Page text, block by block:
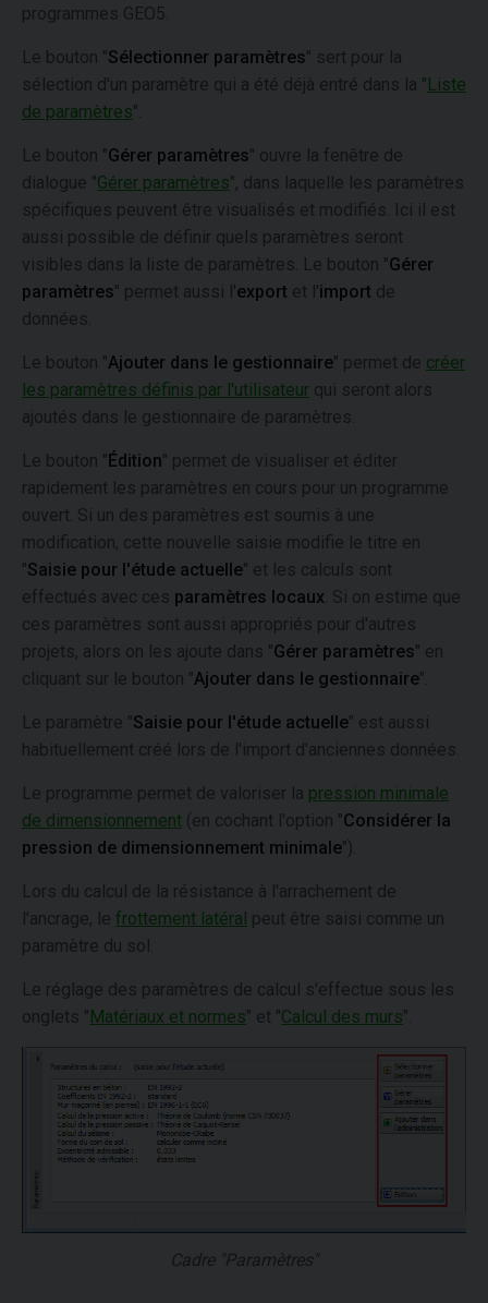
programmes GEO5.
Le bouton "Sélectionner paramètres" sert pour la
sélection d'un paramètre qui a été déjà entré dans la "Liste
de paramètres".
Le bouton "Gérer paramètres" ouvre la fenêtre de
dialogue "Gérer paramètres", dans laquelle les paramètres
spécifiques peuvent être visualisés et modifiés. Ici il est
aussi possible de définir quels paramètres seront
visibles dans la liste de paramètres. Le bouton "Gérer
paramètres" permet aussi l'export et l'import de
données.
Le bouton "Ajouter dans le gestionnaire" permet de créer
les paramètres définis par l'utilisateur qui seront alors
ajoutés dans le gestionnaire de paramètres.
Le bouton "Édition" permet de visualiser et éditer
rapidement les paramètres en cours pour un programme
ouvert. Si un des paramètres est soumis à une
modification, cette nouvelle saisie modifie le titre en
"Saisie pour l'étude actuelle" et les calculs sont
effectués avec ces paramètres locaux . Si on estime que
ces paramètres sont aussi appropriés pour d'autres
projets, alors on les ajoute dans "Gérer paramètres" en
cliquant sur le bouton "Ajouter dans le gestionnaire".
Le paramètre "Saisie pour l'étude actuelle" est aussi
habituellement créé lors de l'import d'anciennes données.
Le programme permet de valoriser la pression minimale
de dimensionnement (en cochant l'option "Considérer la
pression de dimensionnement minimale").
Lors du calcul de la résistance à l'arrachement de
l'ancrage, le frottement latéral peut être saisi comme un
paramètre du sol.
Le réglage des paramètres de calcul s'effectue sous les
onglets "Matériaux et normes" et "Calcul des murs".
Cadre "Paramètres"